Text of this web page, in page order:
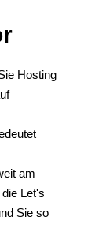
Hosting
am
Let's
Sie so